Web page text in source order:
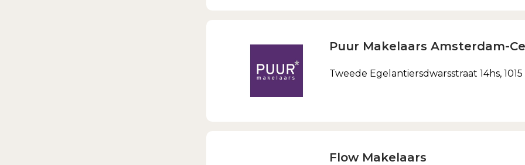
Puur Makelaars Amsterdam-
Tweede Egelantiersdwarsstraat 14hs,
Flow Makelaars